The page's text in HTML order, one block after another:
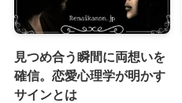
見つめ合う瞬間に両想いを
確信。恋愛心理学が明かす
サインとは